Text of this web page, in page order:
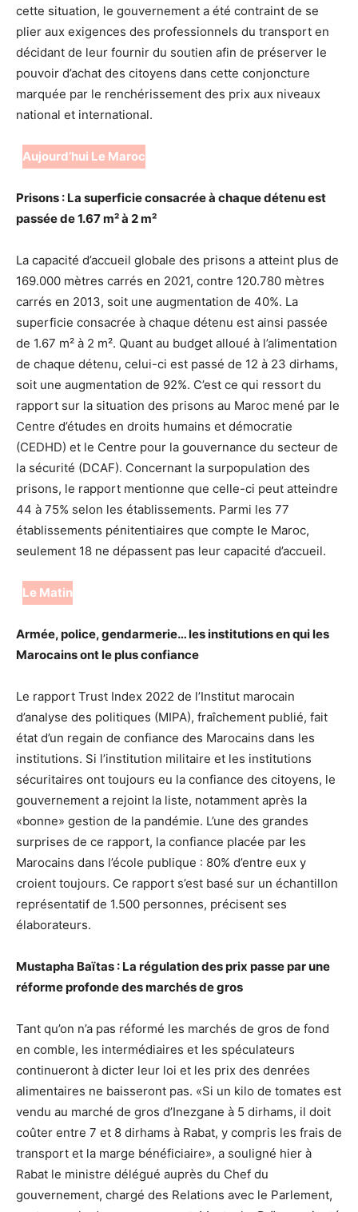
cette situation, le gouvernement a été contraint de se
plier aux exigences des professionnels du transport en
décidant de leur fournir du soutien afin de préserver le
pouvoir d’achat des citoyens dans cette conjoncture
marquée par le renchérissement des prix aux niveaux
national et international.
Aujourd’hui Le Maroc
Prisons : La superficie consacrée à chaque détenu est
passée de 1.67 m² à 2 m²
La capacité d’accueil globale des prisons a atteint plus de
169.000 mètres carrés en 2021, contre 120.780 mètres
carrés en 2013, soit une augmentation de 40%. La
superficie consacrée à chaque détenu est ainsi passée
de 1.67 m² à 2 m². Quant au budget alloué à l’alimentation
de chaque détenu, celui-ci est passé de 12 à 23 dirhams,
soit une augmentation de 92%. C’est ce qui ressort du
rapport sur la situation des prisons au Maroc mené par le
Centre d’études en droits humains et démocratie
(CEDHD) et le Centre pour la gouvernance du secteur de
la sécurité (DCAF). Concernant la surpopulation des
prisons, le rapport mentionne que celle-ci peut atteindre
44 à 75% selon les établissements. Parmi les 77
établissements pénitentiaires que compte le Maroc,
seulement 18 ne dépassent pas leur capacité d’accueil.
Le Matin
Armée, police, gendarmerie… les institutions en qui les
Marocains ont le plus confiance
Le rapport Trust Index 2022 de l’Institut marocain
d’analyse des politiques (MIPA), fraîchement publié, fait
état d’un regain de confiance des Marocains dans les
institutions. Si l’institution militaire et les institutions
sécuritaires ont toujours eu la confiance des citoyens, le
gouvernement a rejoint la liste, notamment après la
«bonne» gestion de la pandémie. L’une des grandes
surprises de ce rapport, la confiance placée par les
Marocains dans l’école publique : 80% d’entre eux y
croient toujours. Ce rapport s’est basé sur un échantillon
représentatif de 1.500 personnes, précisent ses
élaborateurs.
Mustapha Baïtas : La régulation des prix passe par une
réforme profonde des marchés de gros
Tant qu’on n’a pas réformé les marchés de gros de fond
en comble, les intermédiaires et les spéculateurs
continueront à dicter leur loi et les prix des denrées
alimentaires ne baisseront pas. «Si un kilo de tomates est
vendu au marché de gros d’Inezgane à 5 dirhams, il doit
coûter entre 7 et 8 dirhams à Rabat, y compris les frais de
transport et la marge bénéficiaire», a souligné hier à
Rabat le ministre délégué auprès du Chef du
gouvernement, chargé des Relations avec le Parlement,